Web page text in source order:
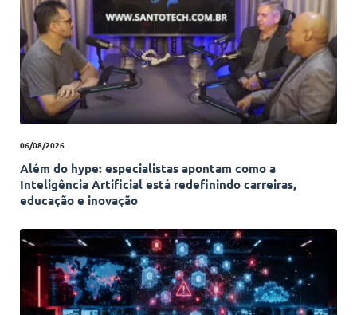
06/08/2026
Além do hype: especialistas apontam como a
Inteligência Artificial está redefinindo carreiras,
educação e inovação